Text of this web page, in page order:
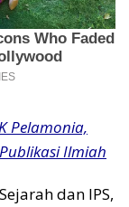
Pelamonia,
Ilmiah
dan IPS,